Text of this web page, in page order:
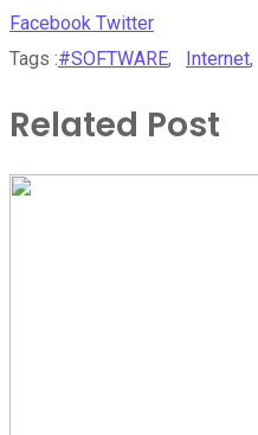
Facebook TwitterWhatsapp
Share
via
Print
Tags :#SOFTWARE, Internet,
Related Post